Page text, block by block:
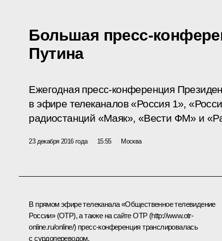
Большая пресс-
Путина
Ежегодная пресс-конференция
в эфире телеканалов «Россия 1»,
радиостанций «Маяк», «Вести ФМ» и
23 декабря 2016 года 15:55 Москва
В прямом эфире телеканала «Общественное телевидение
России» (ОТР), а также на сайте ОТР (http://www.otr-
online.ru/online/) пресс-конференция транслировалась
с сурдопереводом.